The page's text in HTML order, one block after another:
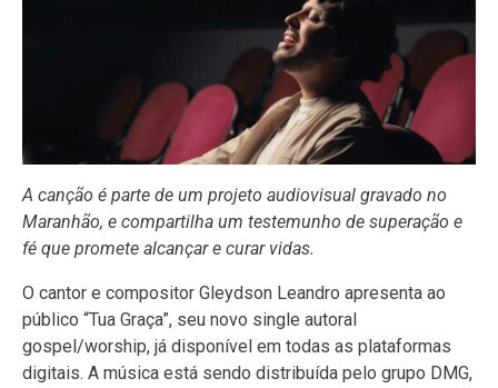
A canção é parte de um projeto audiovisual gravado no
Maranhão, e compartilha um testemunho de superação e
fé que promete alcançar e curar vidas.
O cantor e compositor Gleydson Leandro apresenta ao
público “Tua Graça”, seu novo single autoral
gospel/worship, já disponível em todas as plataformas
digitais. A música está sendo distribuída pelo grupo DMG,